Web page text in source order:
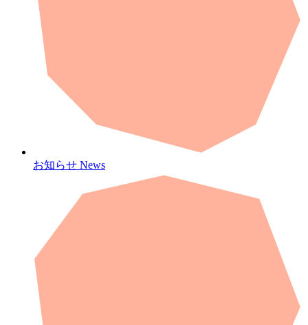
お知らせ News